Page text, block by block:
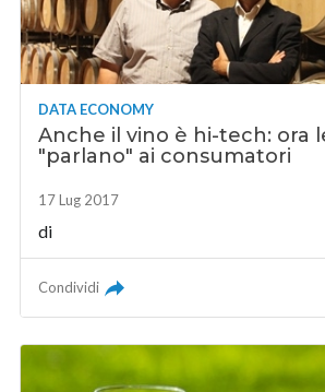
DATA ECONOMY
Anche il vino è hi-tech: ora
"parlano" ai consumatori
17 Lug 2017
di
Condividi